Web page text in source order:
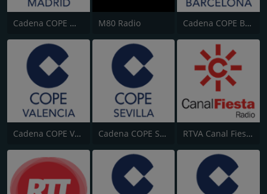
Cadena COPE Madrid M80 Radio Cadena COPE Barcelona
Cadena COPE Valencia Cadena COPE Sevilla RTVA Canal Fiesta Radio